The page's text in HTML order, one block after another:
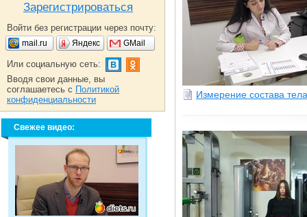
Измерение состава тела
Зарегистрироваться
Войти без регистрации через почту:
mail.ru Яндекс GMail
Или социальную сеть:
Вводя свои данные, вы
соглашаетесь с Политикой
конфиденциальности
Свежее видео: